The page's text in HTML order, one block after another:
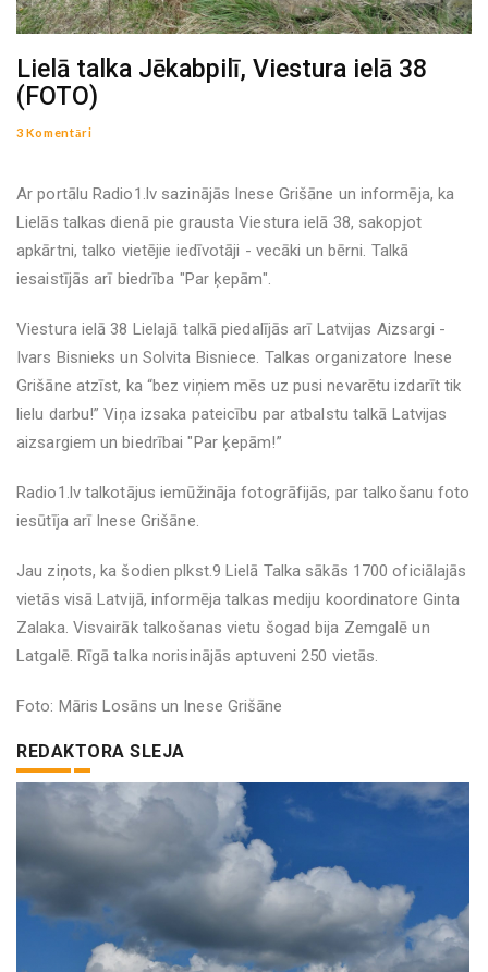
Lielā talka Jēkabpilī, Viestura ielā 38
(FOTO)
3 Komentāri
Ar portālu Radio1.lv sazinājās Inese Grišāne un informēja, ka
Lielās talkas dienā pie grausta Viestura ielā 38, sakopjot
apkārtni, talko vietējie iedīvotāji - vecāki un bērni. Talkā
iesaistījās arī biedrība "Par ķepām".
Viestura ielā 38 Lielajā talkā piedalījās arī Latvijas Aizsargi -
Ivars Bisnieks un Solvita Bisniece. Talkas organizatore Inese
Grišāne atzīst, ka “bez viņiem mēs uz pusi nevarētu izdarīt tik
lielu darbu!” Viņa izsaka pateicību par atbalstu talkā Latvijas
aizsargiem un biedrībai "Par ķepām!”
Radio1.lv talkotājus iemūžināja fotogrāfijās, par talkošanu foto
iesūtīja arī Inese Grišāne.
Jau ziņots, ka šodien plkst.9 Lielā Talka sākās 1700 oficiālajās
vietās visā Latvijā, informēja talkas mediju koordinatore Ginta
Zalaka. Visvairāk talkošanas vietu šogad bija Zemgalē un
Latgalē. Rīgā talka norisinājās aptuveni 250 vietās.
Foto: Māris Losāns un Inese Grišāne
REDAKTORA SLEJA